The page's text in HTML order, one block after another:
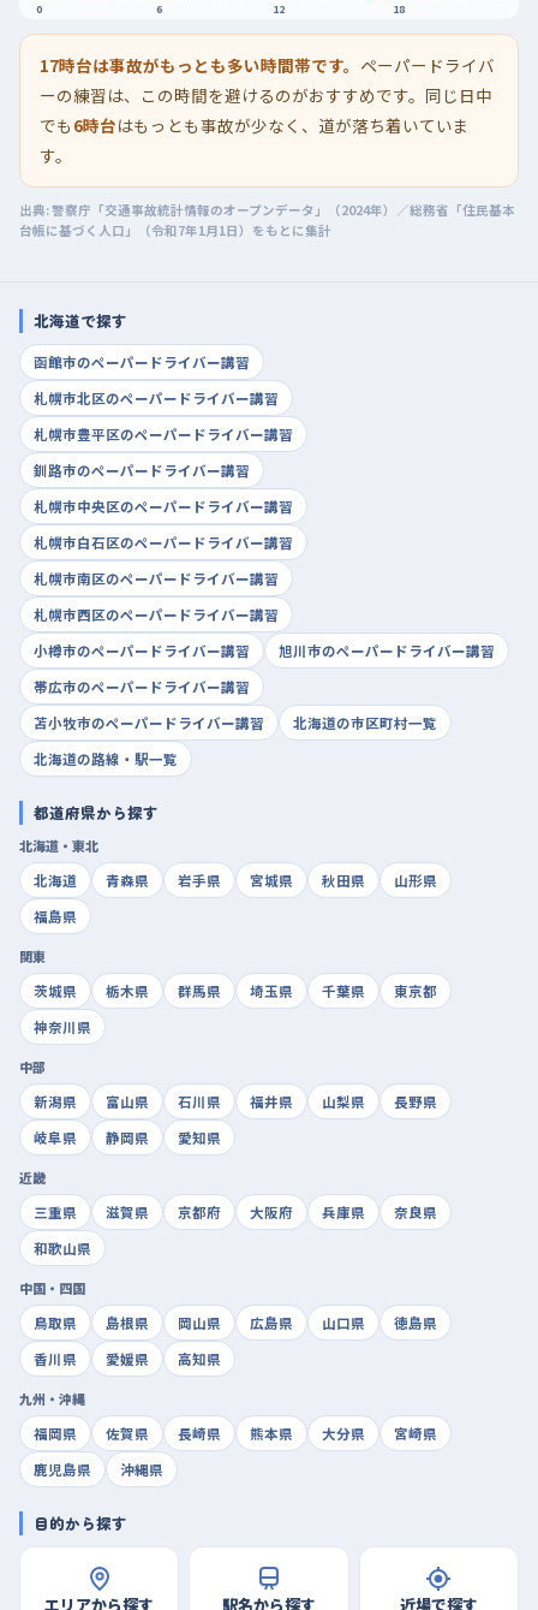
0 6 12 18
17時台は事故がもっとも多い時間帯です。 ペーパードライバ
ーの練習は、この時間を避けるのがおすすめです。同じ日中
でも 6時台はもっとも事故が少なく、道が落ち着いていま
す。
出典: 警察庁「交通事故統計情報のオープンデータ」（2024年）／総務省「住民基本
台帳に基づく人口」（令和7年1月1日）をもとに集計
北海道で探す
函館市のペーパードライバー講習
札幌市北区のペーパードライバー講習
札幌市豊平区のペーパードライバー講習
釧路市のペーパードライバー講習
札幌市中央区のペーパードライバー講習
札幌市白石区のペーパードライバー講習
札幌市南区のペーパードライバー講習
札幌市西区のペーパードライバー講習
小樽市のペーパードライバー講習
旭川市のペーパードライバー講習
帯広市のペーパードライバー講習
苫小牧市のペーパードライバー講習
北海道の市区町村一覧
北海道の路線・駅一覧
都道府県から探す
北海道・東北
北海道
青森県 岩手県 宮城県 秋田県
山形県
福島県
関東
茨城県
栃木県 群馬県 埼玉県 千葉県
東京都
神奈川県
中部
新潟県
富山県 石川県 福井県 山梨県
長野県
岐阜県
静岡県 愛知県
近畿
三重県
滋賀県 京都府 大阪府 兵庫県
奈良県
和歌山県
中国・四国
鳥取県
島根県 岡山県 広島県 山口県
徳島県
香川県
愛媛県 高知県
九州・沖縄
福岡県
佐賀県 長崎県 熊本県 大分県
宮崎県
鹿児島県
沖縄県
目的から探す
エリアから探す 駅名から探す 近場で探す